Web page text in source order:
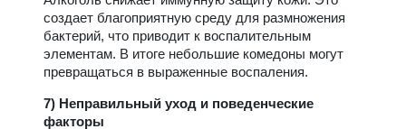
создает благоприятную среду для размножения
бактерий, что приводит к воспалительным
элементам. В итоге небольшие комедоны могут
превращаться в выраженные воспаления.
7) Неправильный уход и поведенческие
факторы